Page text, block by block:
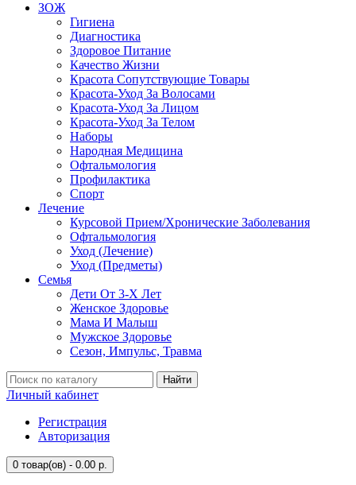
ЗОЖ
Гигиена
Диагностика
Здоровое Питание
Качество Жизни
Красота Сопутствующие Товары
Красота-Уход За Волосами
Красота-Уход За Лицом
Красота-Уход За Телом
Наборы
Народная Медицина
Офтальмология
Профилактика
Спорт
Лечение
Курсовой Прием/Хронические Заболевания
Офтальмология
Уход (Лечение)
Уход (Предметы)
Семья
Дети От 3-Х Лет
Женское Здоровье
Мама И Малыш
Мужское Здоровье
Сезон, Импульс, Травма
Найти
Личный кабинет
Регистрация
Авторизация
0 товар(ов) - 0.00 р.